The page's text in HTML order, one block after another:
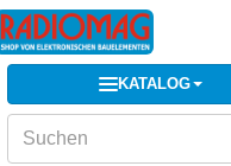
KATALOG